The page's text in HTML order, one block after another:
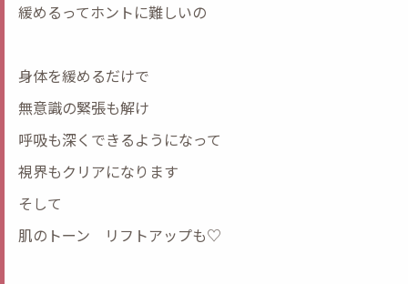
緩めるってホントに難しいの
身体を緩めるだけで
無意識の緊張も解け
呼吸も深くできるようになって
視界もクリアになります
そして
肌のトーン リフトアップも♡